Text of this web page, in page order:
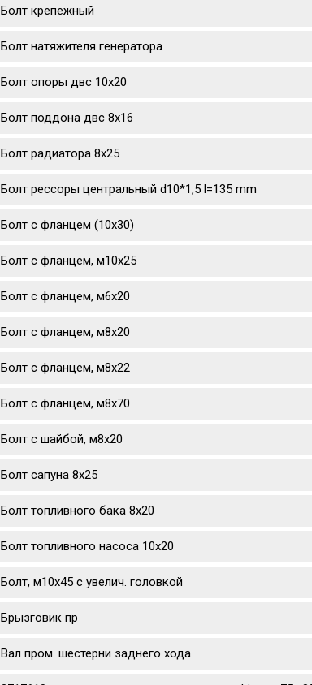
Болт крепежный
Болт натяжителя генератора
Болт опоры двс 10х20
Болт поддона двс 8х16
Болт радиатора 8х25
Болт рессоры центральный d10*1,5 l=135 mm
Болт с фланцем (10x30)
Болт с фланцем, м10х25
Болт с фланцем, м6х20
Болт с фланцем, м8х20
Болт с фланцем, м8х22
Болт с фланцем, м8х70
Болт с шайбой, м8х20
Болт сапуна 8х25
Болт топливного бака 8х20
Болт топливного насоса 10х20
Болт, м10x45 с увелич. головкой
Брызговик пр
Вал пром. шестерни заднего хода